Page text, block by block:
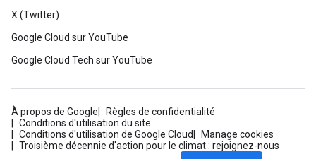
X (Twitter)
Google Cloud sur YouTube
Google Cloud Tech sur YouTube
À propos de Google
Règles de confidentialité
Conditions d'utilisation du site
Conditions d'utilisation de Google Cloud
Manage cookies
Troisième décennie d'action pour le climat : rejoignez-nous